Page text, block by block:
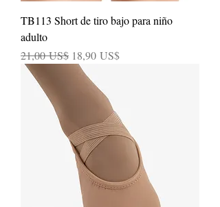
TB113 Short de tiro bajo para niño
adulto
Precio
21,00 US$ Precio de oferta
18,90 US$